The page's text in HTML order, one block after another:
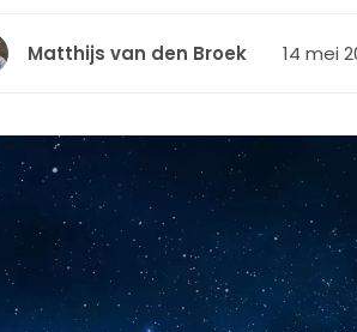
Matthijs van den Broek 14 mei